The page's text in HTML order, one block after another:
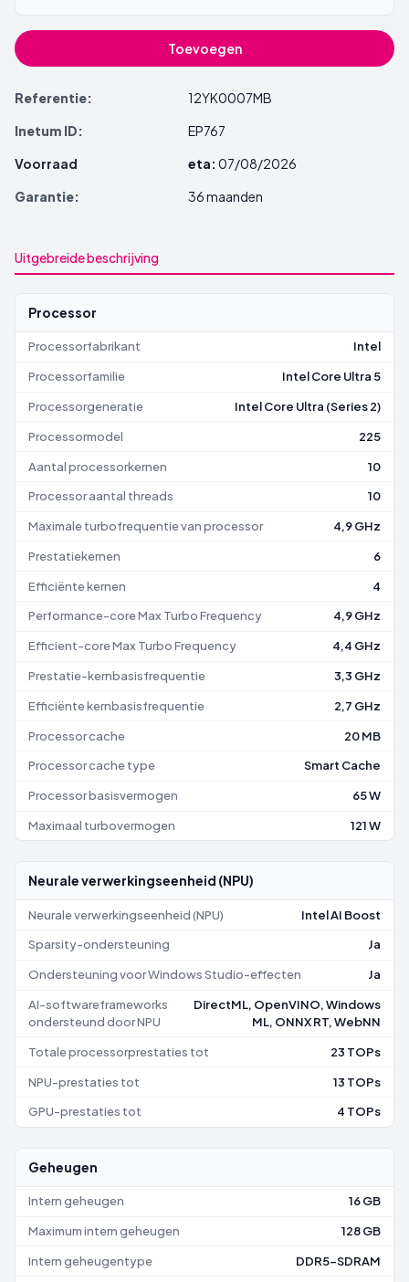
Toevoegen
Referentie:
12YK0007MB
Inetum ID:
EP767
Voorraad
eta: 07/08/2026
Garantie:
36 maanden
Uitgebreide beschrijving
Processor
Processorfabrikant Intel
Processorfamilie Intel Core Ultra 5
Processorgeneratie Intel Core Ultra (Series 2)
Processormodel 225
Aantal processorkernen 10
Processor aantal threads 10
Maximale turbofrequentie van processor 4,9 GHz
Prestatiekernen 6
Efficiënte kernen 4
Performance-core Max Turbo Frequency 4,9 GHz
Efficient-core Max Turbo Frequency 4,4 GHz
Prestatie-kernbasisfrequentie 3,3 GHz
Efficiënte kernbasisfrequentie 2,7 GHz
Processor cache 20 MB
Processor cache type Smart Cache
Processor basisvermogen 65 W
Maximaal turbovermogen 121 W
Neurale verwerkingseenheid (NPU)
Neurale verwerkingseenheid (NPU) Intel AI Boost
Sparsity-ondersteuning Ja
Ondersteuning voor Windows Studio-effecten Ja
AI-softwareframeworks
ondersteund door NPU
DirectML, OpenVINO, Windows
ML, ONNX RT, WebNN
Totale processorprestaties tot 23 TOPs
NPU-prestaties tot 13 TOPs
GPU-prestaties tot 4 TOPs
Geheugen
Intern geheugen 16 GB
Maximum intern geheugen 128 GB
Intern geheugentype DDR5-SDRAM